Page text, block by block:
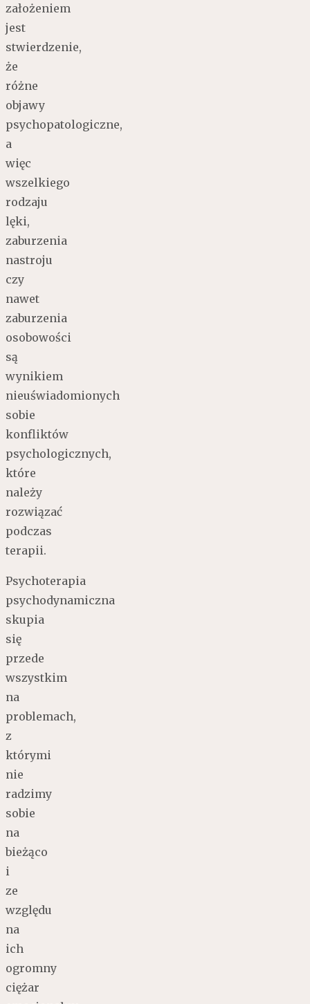
założeniem
jest
stwierdzenie,
że
różne
objawy
psychopatologiczne,
a
więc
wszelkiego
rodzaju
lęki,
zaburzenia
nastroju
czy
nawet
zaburzenia
osobowości
są
wynikiem
nieuświadomionych
sobie
konfliktów
psychologicznych,
które
należy
rozwiązać
podczas
terapii.
Psychoterapia
psychodynamiczna
skupia
się
przede
wszystkim
na
problemach,
z
którymi
nie
radzimy
sobie
na
bieżąco
i
ze
względu
na
ich
ogromny
ciężar